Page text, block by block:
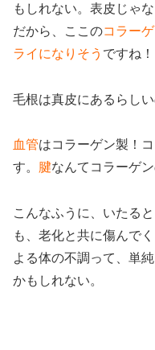
もしれない。表皮じゃ
だから、ここのコラー
ライになりそう ですね！
毛根は真皮にあるらしい
血管はコラーゲン製！
す。 腱なんてコラーゲ
こんなふうに、いたる
も、老化と共に傷んで
よる体の不調って、単
かもしれない。